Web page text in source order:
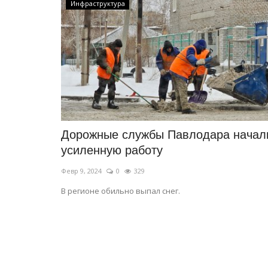
Инфраструктура
Дорожные службы Павлодара
усиленную работу
Февр 9, 2024 0 329
В регионе обильно выпал снег.
Предания степи